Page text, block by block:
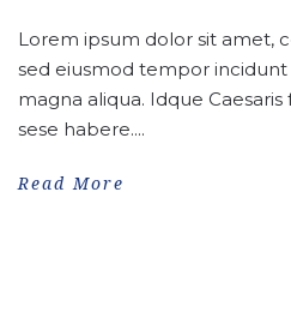
Lorem ipsum dolor sit amet,
sed eiusmod tempor
magna aliqua. Idque
sese habere....
Read More